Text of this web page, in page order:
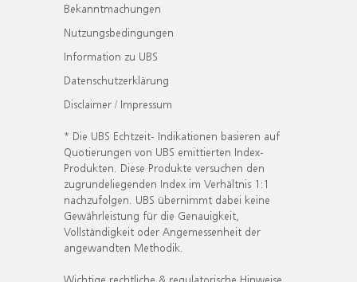
Bekanntmachungen
Nutzungsbedingungen
Information zu UBS
Datenschutzerklärung
Disclaimer / Impressum
* Die UBS Echtzeit- Indikationen basieren auf
Quotierungen von UBS emittierten Index-
Produkten. Diese Produkte versuchen den
zugrundeliegenden Index im Verhältnis 1:1
nachzufolgen. UBS übernimmt dabei keine
Gewährleistung für die Genauigkeit,
Vollständigkeit oder Angemessenheit der
angewandten Methodik.